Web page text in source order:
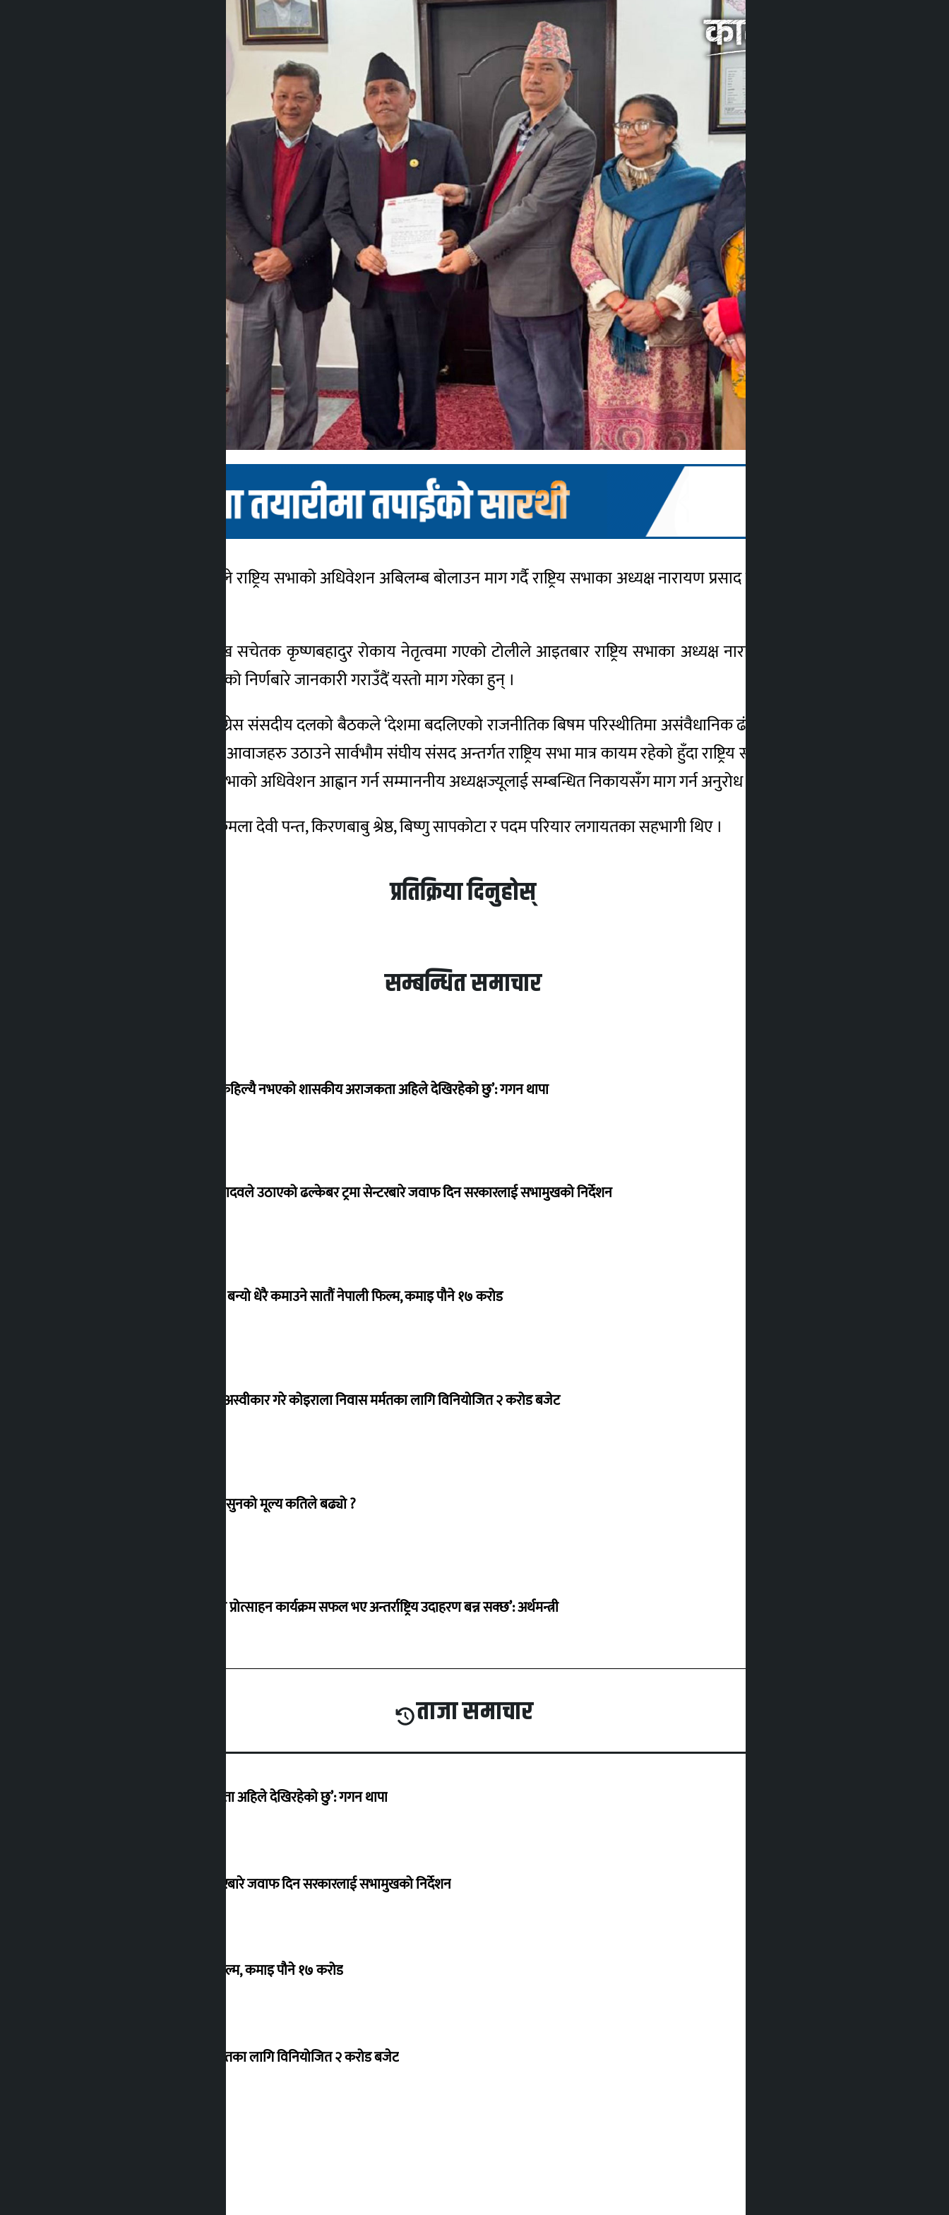
काठमाडौं । नेपाली कांग्रेसले राष्ट्रिय सभाको अधिवेशन अबिलम्ब बोलाउन माग गर्दै राष्ट्रिय सभाका अध्यक्ष नारायण प्रसाद दाहालसँग भेटवार्ता गरेको छ
कांग्रेस राष्ट्रिय सभाका प्रमुख सचेतक कृष्णबहादुर रोकाय नेतृत्वमा गएको टोलीले आइतबार राष्ट्रिय सभाका अध्यक्ष नारायण प्रसाद दाहाललाई भेटेर
नेपाली कांग्रेस संसदीय दलको निर्णबारे जानकारी गराउँदैं यस्तो माग गरेका हुन् ।
गत पौष १० गते बसेको कांग्रेस संसदीय दलको बैठकले ‘देशमा बदलिएको राजनीतिक बिषम परिस्थीतिमा असंवैधानिक ढंगबाट प्रतिनिधि सभा विघटन
भएको अवस्थामा जनताका आवाजहरु उठाउने सार्वभौम संघीय संसद अन्तर्गत राष्ट्रिय सभा मात्र कायम रहेको हुँदा राष्ट्रिय सभाको बैठक बस्न आवश्यक
भएकोले अबिलम्ब राष्ट्रिय सभाको अधिवेशन आह्वान गर्न सम्माननीय अध्यक्षज्यूलाई सम्बन्धित निकायसँग माग गर्न अनुरोध गर्ने निर्णय गरेको थियो ।
भेटमा राष्ट्रिय सभा सदस्य कमला देवी पन्त, किरणबाबु श्रेष्ठ, बिष्णु सापकोटा र पदम परियार लगायतका सहभागी थिए ।
प्रतिक्रिया दिनुहोस्
सम्बन्धित समाचार
‘देशमा कहिल्यै नभएको शासकीय अराजकता अहिले देखिरहेको छु’: गगन थापा
सांसद यादवले उठाएको ढल्केबर ट्रमा सेन्टरबारे जवाफ दिन सरकारलाई सभामुखको निर्देशन
‘गौंथली’ बन्यो धेरै कमाउने सातौं नेपाली फिल्म, कमाइ पौने १७ करोड
शेखरले अस्वीकार गरे कोइराला निवास मर्मतका लागि विनियोजित २ करोड बजेट
शुक्रबार सुनको मूल्य कतिले बढ्यो ?
‘करदाता प्रोत्साहन कार्यक्रम सफल भए अन्तर्राष्ट्रिय उदाहरण बन्न सक्छ’: अर्थमन्त्री
ताजा समाचार
‘देशमा कहिल्यै नभएको शासकीय अराजकता अहिले देखिरहेको छु’: गगन थापा
सांसद यादवले उठाएको ढल्केबर ट्रमा सेन्टरबारे जवाफ दिन सरकारलाई सभामुखको निर्देशन
‘गौंथली’ बन्यो धेरै कमाउने सातौं नेपाली फिल्म, कमाइ पौने १७ करोड
शेखरले अस्वीकार गरे कोइराला निवास मर्मतका लागि विनियोजित २ करोड बजेट